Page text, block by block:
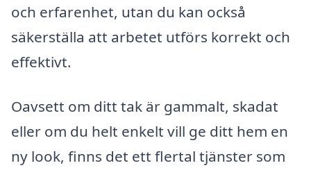
och erfarenhet, utan du kan också
säkerställa att arbetet utförs korrekt och
effektivt.
Oavsett om ditt tak är gammalt, skadat
eller om du helt enkelt vill ge ditt hem en
ny look, finns det ett flertal tjänster som